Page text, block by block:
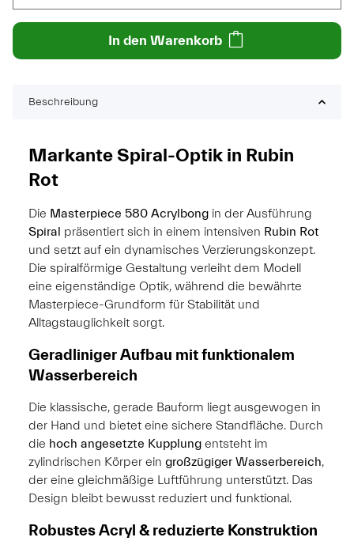
In den Warenkorb
Beschreibung
Markante Spiral-Optik in Rubin
Rot
Die Masterpiece 580 Acrylbong in der Ausführung
Spiral präsentiert sich in einem intensiven Rubin Rot
und setzt auf ein dynamisches Verzierungskonzept.
Die spiralförmige Gestaltung verleiht dem Modell
eine eigenständige Optik, während die bewährte
Masterpiece-Grundform für Stabilität und
Alltagstauglichkeit sorgt.
Geradliniger Aufbau mit funktionalem
Wasserbereich
Die klassische, gerade Bauform liegt ausgewogen in
der Hand und bietet eine sichere Standfläche. Durch
die hoch angesetzte Kupplung entsteht im
zylindrischen Körper ein großzügiger Wasserbereich,
der eine gleichmäßige Luftführung unterstützt. Das
Design bleibt bewusst reduziert und funktional.
Robustes Acryl & reduzierte Konstruktion